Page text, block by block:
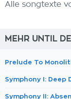
Alle songtexte
MEHR UNTIL
Prelude To
Symphony I: Deep
Symphony II: